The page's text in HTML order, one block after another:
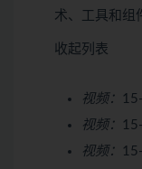
术、工具和组
收起列表
视频：
视频：
视频：